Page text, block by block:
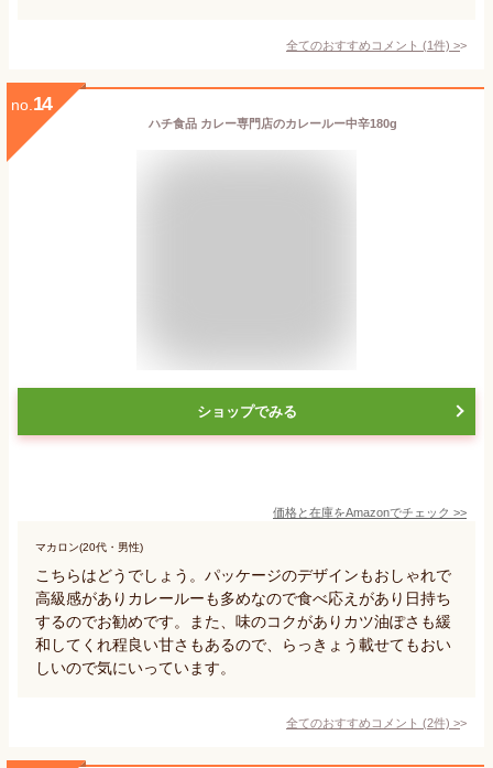
全てのおすすめコメント (1件) >
no. 14
ハチ食品 カレー専門店のカレールー中辛180g
ショップでみる
価格と在庫をAmazonでチェック >>
マカロン(20代・男性)
こちらはどうでしょう。パッケージのデザインもおしゃれで
高級感がありカレールーも多めなので食べ応えがあり日持ち
するのでお勧めです。また、味のコクがありカツ油ぽさも緩
和してくれ程良い甘さもあるので、らっきょう載せてもおい
しいので気にいっています。
全てのおすすめコメント (2件) >